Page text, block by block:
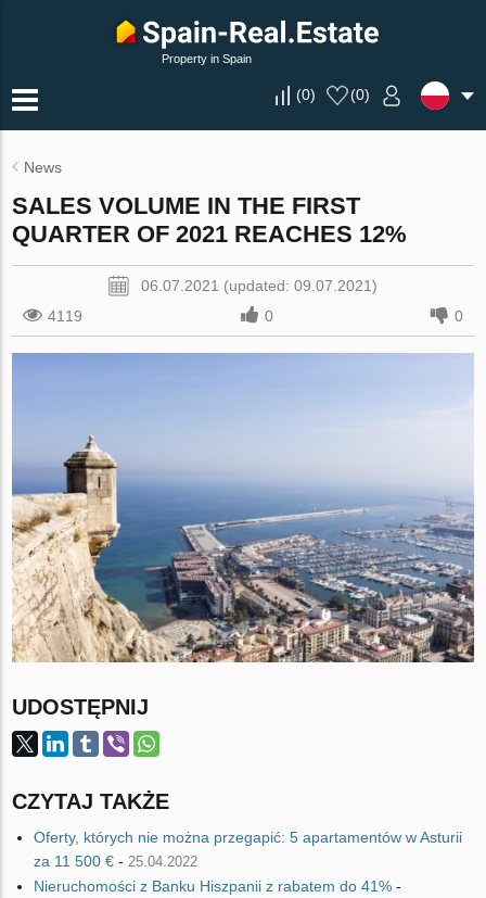
Property in Spain
(0) (0)
News
SALES VOLUME IN THE FIRST
QUARTER OF 2021 REACHES 12%
06.07.2021 (updated: 09.07.2021)
4119
0 0
UDOSTĘPNIJ
CZYTAJ TAKŻE
Oferty, których nie można przegapić: 5 apartamentów w Asturii
za 11 500 € - 25.04.2022
Nieruchomości z Banku Hiszpanii z rabatem do 41% -